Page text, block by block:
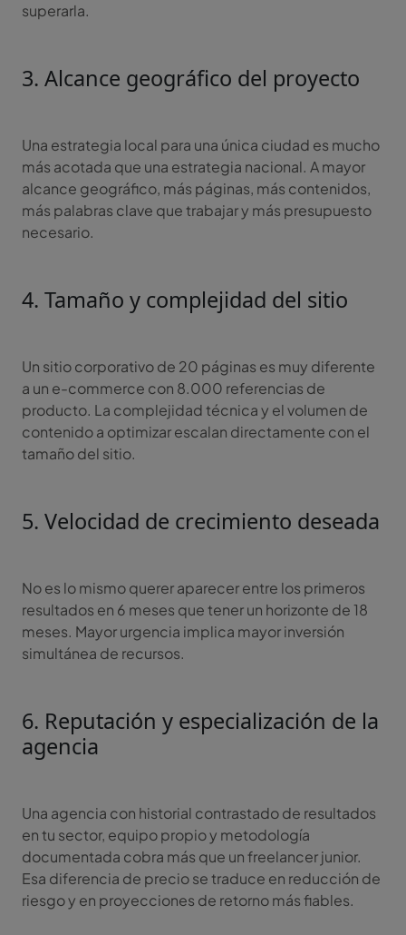
superarla.
3. Alcance geográfico del proyecto
Una estrategia local para una única ciudad es mucho
más acotada que una estrategia nacional. A mayor
alcance geográfico, más páginas, más contenidos,
más palabras clave que trabajar y más presupuesto
necesario.
4. Tamaño y complejidad del sitio
Un sitio corporativo de 20 páginas es muy diferente
a un e-commerce con 8.000 referencias de
producto. La complejidad técnica y el volumen de
contenido a optimizar escalan directamente con el
tamaño del sitio.
5. Velocidad de crecimiento deseada
No es lo mismo querer aparecer entre los primeros
resultados en 6 meses que tener un horizonte de 18
meses. Mayor urgencia implica mayor inversión
simultánea de recursos.
6. Reputación y especialización de la
agencia
Una agencia con historial contrastado de resultados
en tu sector, equipo propio y metodología
documentada cobra más que un freelancer junior.
Esa diferencia de precio se traduce en reducción de
riesgo y en proyecciones de retorno más fiables.